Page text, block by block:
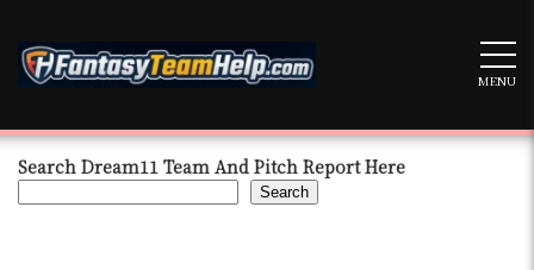
content
MENU
Search Dream11 Team And Pitch Report Here
Search